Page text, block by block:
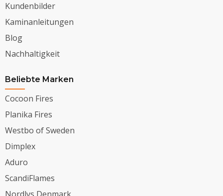
Kundenbilder
Kaminanleitungen
Blog
Nachhaltigkeit
Beliebte Marken
Cocoon Fires
Planika Fires
Westbo of Sweden
Dimplex
Aduro
ScandiFlames